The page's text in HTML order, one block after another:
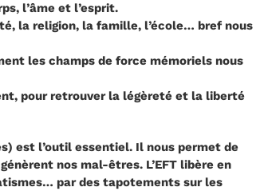
l’âme et l’esprit.
la religion, la famille, l’école… bref nous
les champs de force mémoriels nous
pour retrouver la légèreté et la liberté
est l’outil essentiel. ​Il nous permet de
nos mal-êtres. L’EFT libère en
par des tapotements sur les